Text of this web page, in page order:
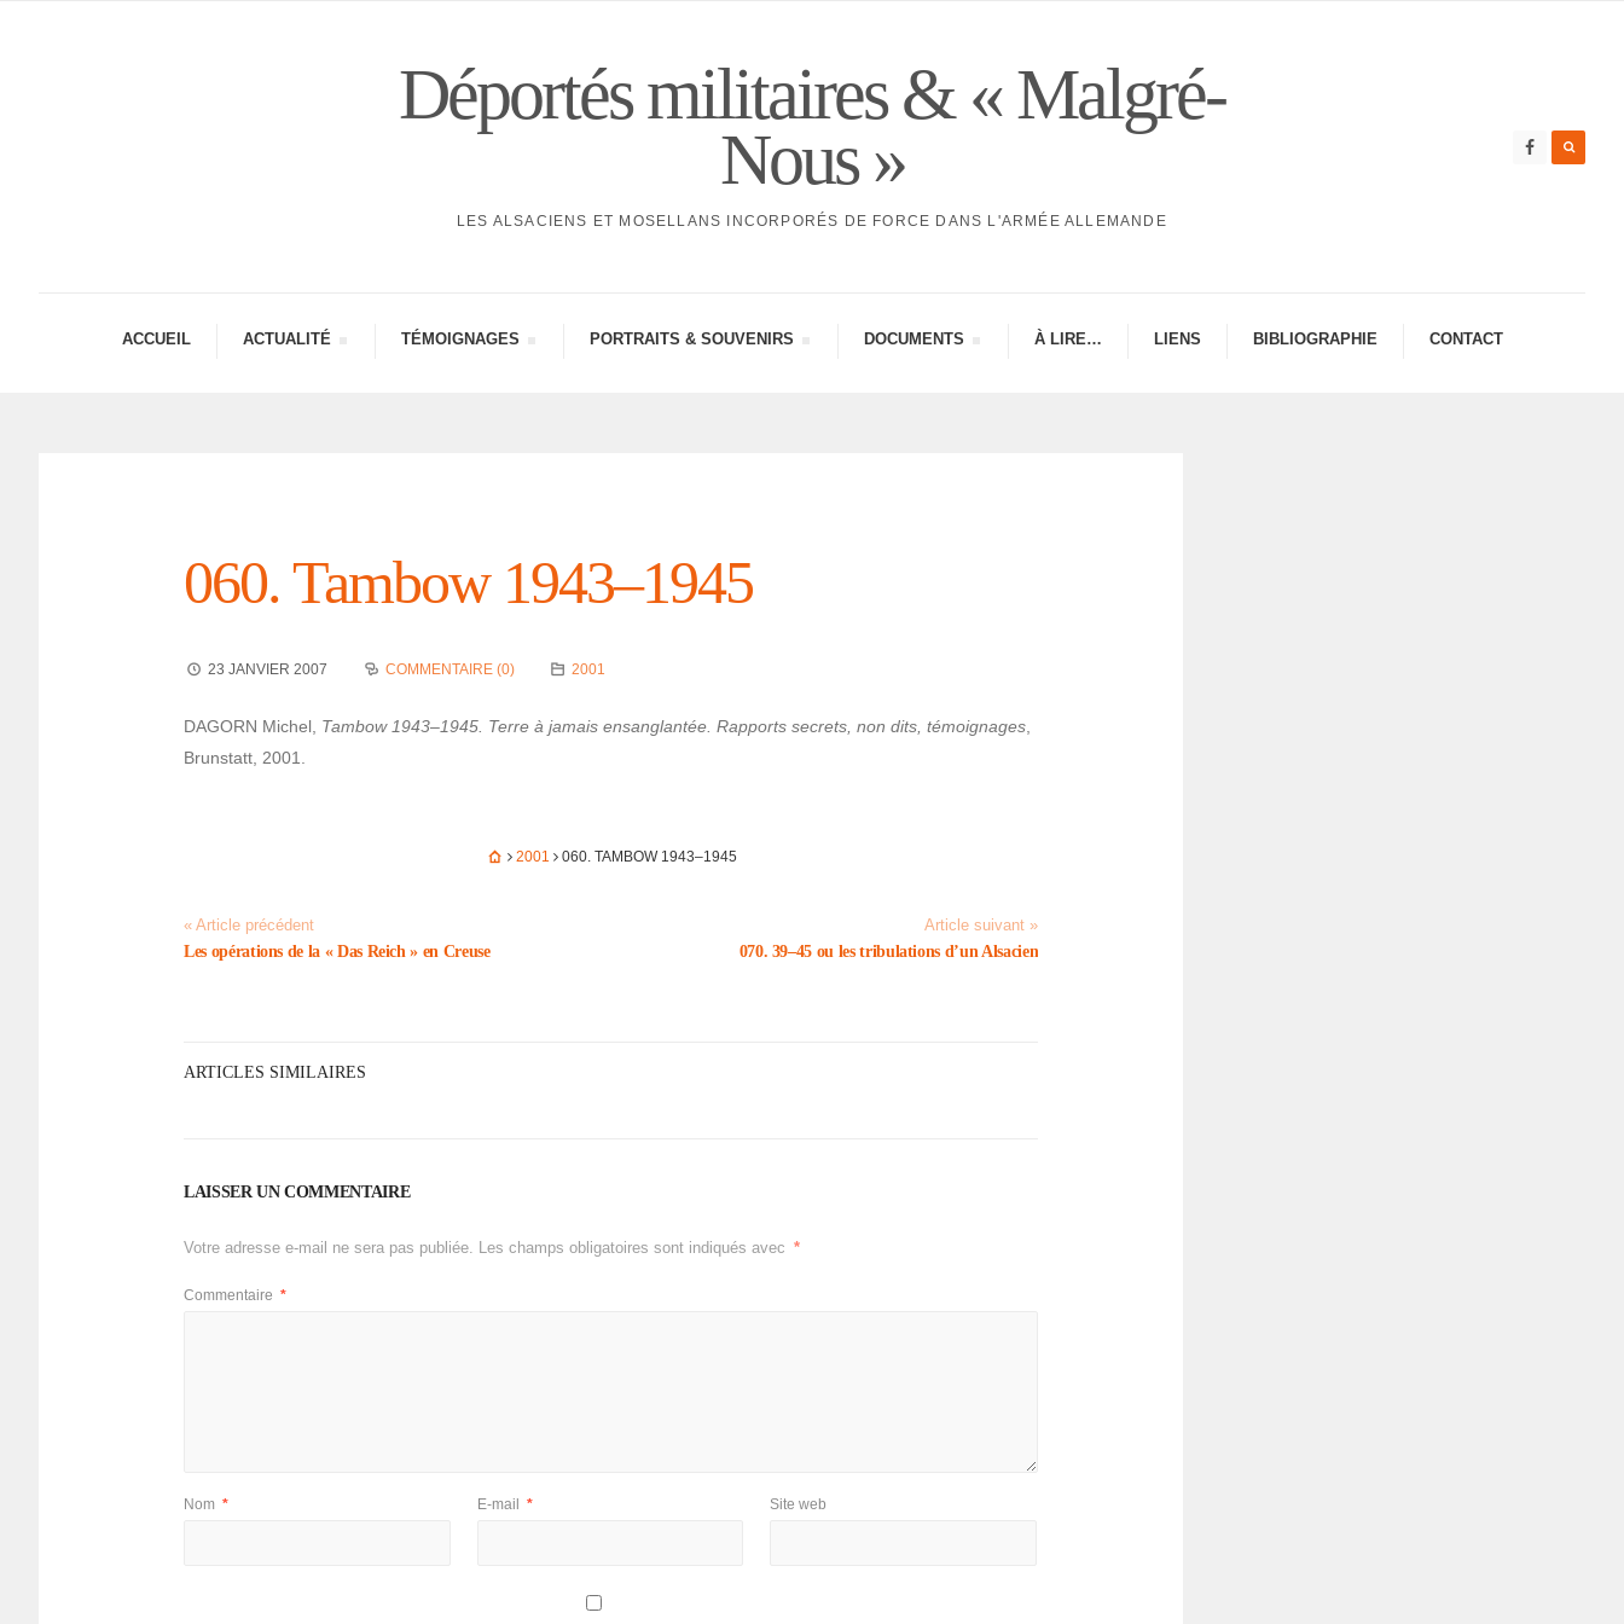
Déportés militaires & « Malgré-
Nous »
LES ALSACIENS ET MOSELLANS INCORPORÉS DE FORCE DANS L'ARMÉE ALLEMANDE
ACCUEIL ACTUA­LITÉ TÉMOI­GNAGES PORTRAITS & SOUVE­NIRS DOCU­MENTS À LIRE… LIENS BIBLIO­GRA­PHIE CONTAC­­T
060. Tambow 1943–1945
23 JANVIER 2007 COMMENTAIRE (0) 2001
DAGORN Michel, Tambow 1943–1945. Terre à jamais ensan­glan­tée. Rapports secrets, non dits, témoi­gnages
Bruns­tatt, 2001.
2001 060. TAMBOW 1943–1945
« Article précédent
Les opéra­tions de la « Das Reich » en Creuse
Article suivant »
070. 39–45 ou les tribu­la­tions d’un Alsa­cien
ARTICLES SIMILAIRES
LAISSER UN COMMENTAIRE
Votre adresse e-mail ne sera pas publiée. Les champs obligatoires sont indiqués avec *
Commentaire *
Nom * E-mail * Site web